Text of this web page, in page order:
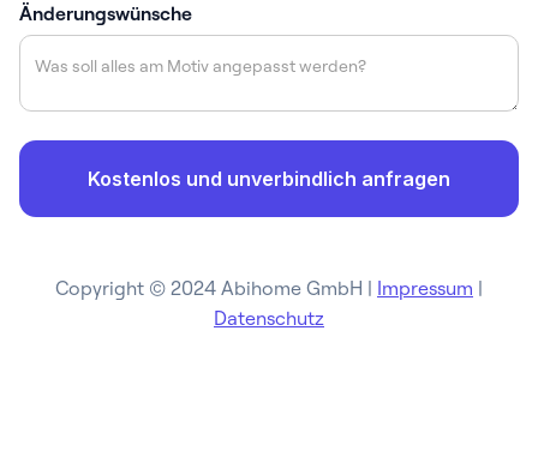
Änderungswünsche
Copyright © 2024 Abihome GmbH | Impressum |
Datenschutz